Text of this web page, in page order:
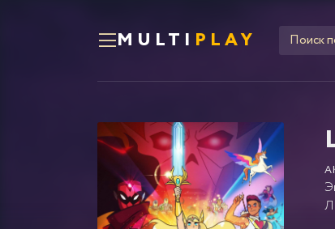
MULTI PLAY